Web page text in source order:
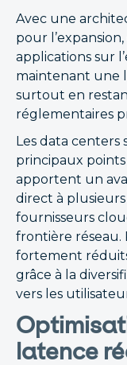
Avec une
pour
applications sur
maintenant une
surtout en
réglementaires
Les data centers
principaux
apportent un
direct à
fournisseurs
frontière réseau.
fortement
grâce à la
vers les
latence